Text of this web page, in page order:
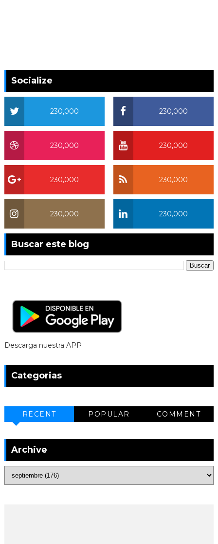
Socialize
230,000
230,000
230,000
230,000
230,000
230,000
230,000
230,000
Buscar este blog
Descarga nuestra APP
Categorias
RECENT POPULAR COMMENT
Archive